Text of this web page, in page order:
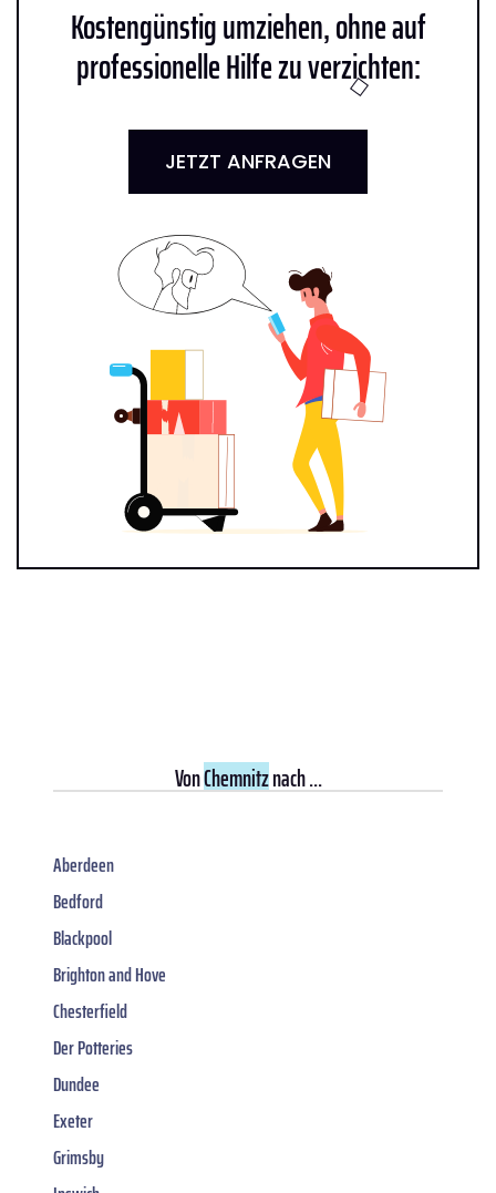
Kostengünstig umziehen, ohne auf
professionelle Hilfe zu verzichten:
JETZT ANFRAGEN
VonChemnitznach ...
Aberdeen
Bedford
Blackpool
Brighton and Hove
Chesterfield
Der Potteries
Dundee
Exeter
Grimsby